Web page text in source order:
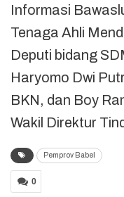
Informasi
Tenaga Ahli
Deputi bidang
Haryomo Dwi
BKN, dan Boy
Wakil Direktur
Pemprov Babel
0